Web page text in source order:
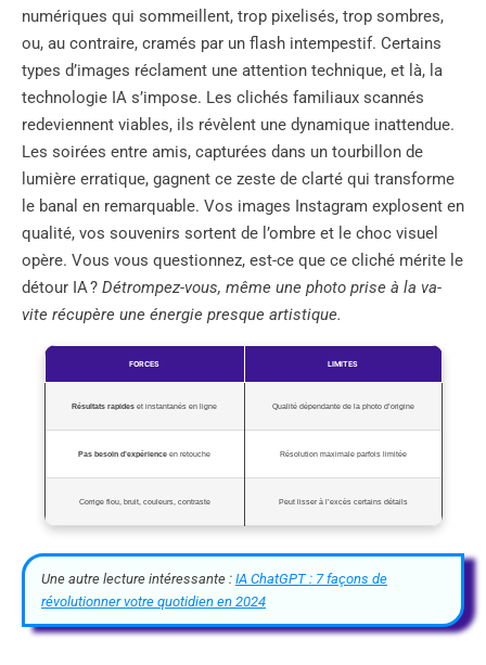
numériques qui sommeillent, trop pixelisés, trop sombres,
ou, au contraire, cramés par un flash intempestif. Certains
types d’images réclament une attention technique, et là, la
technologie IA s’impose. Les clichés familiaux scannés
redeviennent viables, ils révèlent une dynamique inattendue.
Les soirées entre amis, capturées dans un tourbillon de
lumière erratique, gagnent ce zeste de clarté qui transforme
le banal en remarquable. Vos images Instagram explosent en
qualité, vos souvenirs sortent de l’ombre et le choc visuel
opère. Vous vous questionnez, est-ce que ce cliché mérite le
détour IA ? Détrompez-vous, même une photo prise à la va-
vite récupère une énergie presque artistique.
FORCES LIMITES
Résultats rapides et instantanés en ligne Qualité dépendante de la photo d’origine
Pas besoin d’expérience en retouche Résolution maximale parfois limitée
Corrige flou, bruit, couleurs, contraste Peut lisser à l’excès certains détails
Une autre lecture intéressante : IA ChatGPT : 7 façons de
révolutionner votre quotidien en 2024